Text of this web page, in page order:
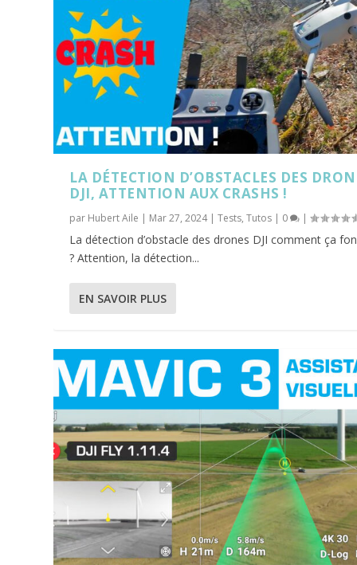
LA DÉTECTION D’OBSTACLES DES
DJI, ATTENTION AUX CRASHS !
par Hubert Aile | Mar 27, 2024|Tests,Tutos | 0 |
La détection d’obstacle des drones DJI comment ça
? Attention, la détection...
EN SAVOIR PLUS